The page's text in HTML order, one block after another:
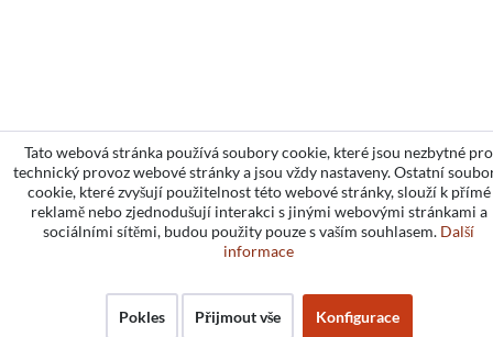
Tato webová stránka používá soubory cookie, které jsou nezbytné pro
technický provoz webové stránky a jsou vždy nastaveny. Ostatní
cookie, které zvyšují použitelnost této webové stránky, slouží k přímé
reklamě nebo zjednodušují interakci s jinými webovými stránkami a
sociálními sítěmi, budou použity pouze s vaším souhlasem. Další
informace
Pokles Přijmout vše Konfigurace